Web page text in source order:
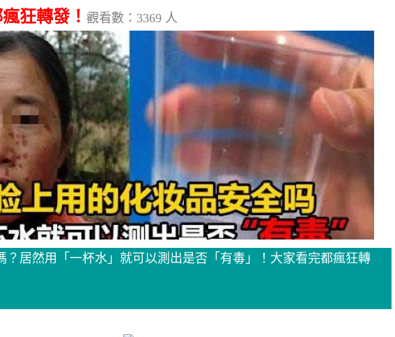
狂轉發！ 觀看數：3369 人
？居然用「一杯水」就可以測出是否「有毒」！大家看完都瘋狂轉